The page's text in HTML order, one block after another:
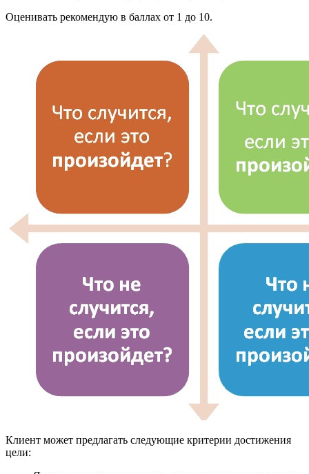
Оценивать рекомендую в баллах от 1 до 10.
Клиент может предлагать следующие критерии достижения
цели: